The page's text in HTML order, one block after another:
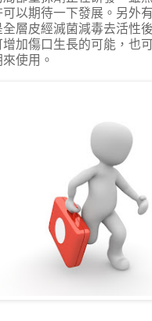
可以期待一下發展。另外
全層皮經滅菌減毒去活性
增加傷口生長的可能，也
使用。